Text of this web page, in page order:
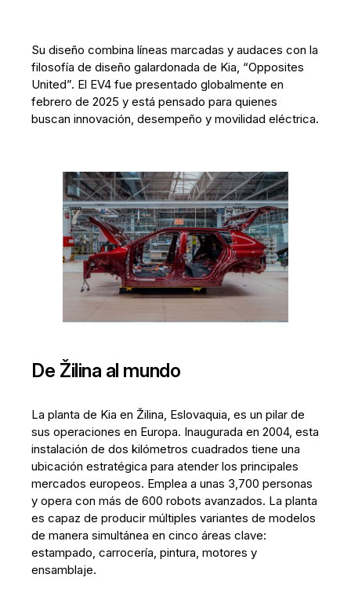
Su diseño combina líneas marcadas y audaces con la
filosofía de diseño galardonada de Kia, “Opposites
United”. El EV4 fue presentado globalmente en
febrero de 2025 y está pensado para quienes
buscan innovación, desempeño y movilidad eléctrica.
De Žilina al mundo
La planta de Kia en Žilina, Eslovaquia, es un pilar de
sus operaciones en Europa. Inaugurada en 2004, esta
instalación de dos kilómetros cuadrados tiene una
ubicación estratégica para atender los principales
mercados europeos. Emplea a unas 3,700 personas
y opera con más de 600 robots avanzados. La planta
es capaz de producir múltiples variantes de modelos
de manera simultánea en cinco áreas clave:
estampado, carrocería, pintura, motores y
ensamblaje.